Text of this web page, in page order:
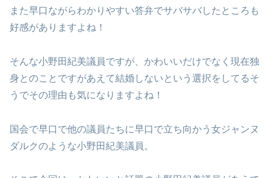
また早口ながらわかりやすい答弁でサバサバしたところも
好感がありますよね！
そんな小野田紀美議員ですが、かわいいだけでなく現在独
身とのことですがあえて結婚しないという選択をしてるそ
うでその理由も気になりますよね！
国会で早口で他の議員たちに早口で立ち向かう女ジャンヌ
ダルクのような小野田紀美議員。